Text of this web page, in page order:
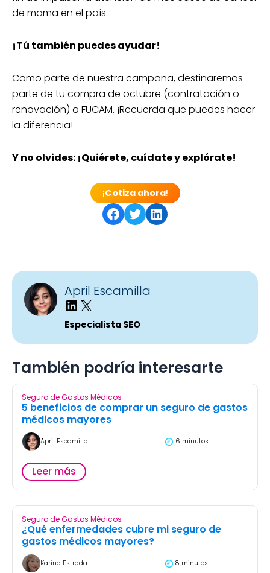
de mama en el país.
¡Tú también puedes ayudar!
Como parte de nuestra campaña, destinaremos
parte de tu compra de octubre (contratación o
renovación) a FUCAM. ¡Recuerda que puedes hacer
la diferencia!
Y no olvides: ¡Quiérete, cuídate y explórate!
¡Cotiza ahora!
Share on Facebook
Share on TwitterShare on LinkedIn
April Escamilla
Especialista SEO
También podría interesarte
Seguro de Gastos Médicos
5 beneficios de comprar un seguro de gastos
médicos mayores
April Escamilla 6 minutos
Leer más
Seguro de Gastos Médicos
¿Qué enfermedades cubre mi seguro de
gastos médicos mayores?
Karina Estrada 8 minutos